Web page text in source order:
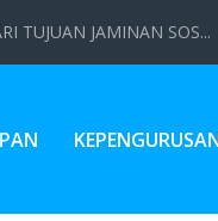
TUJUAN JAMINAN SOS...